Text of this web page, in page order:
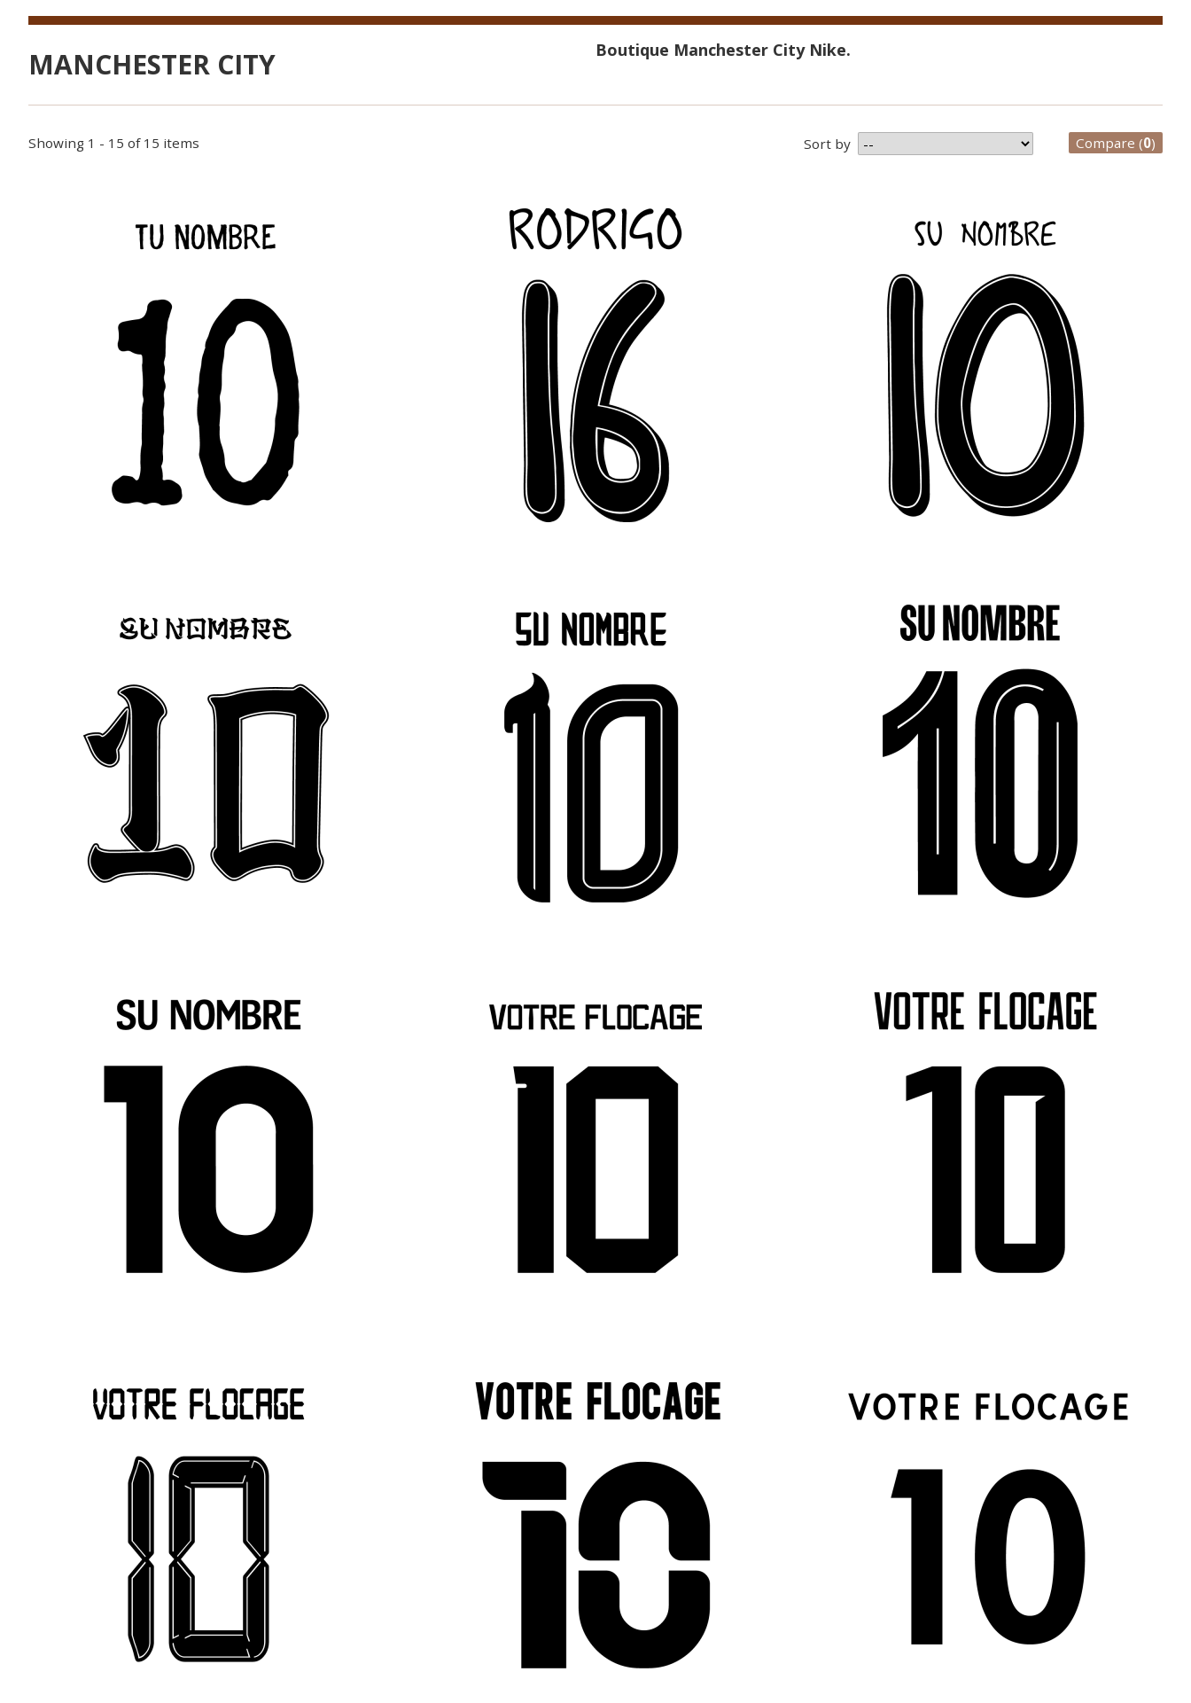
MANCHESTER CITY Boutique Manchester City Nike.
Compare (0)
Showing 1 - 15 of 15 items Sort by